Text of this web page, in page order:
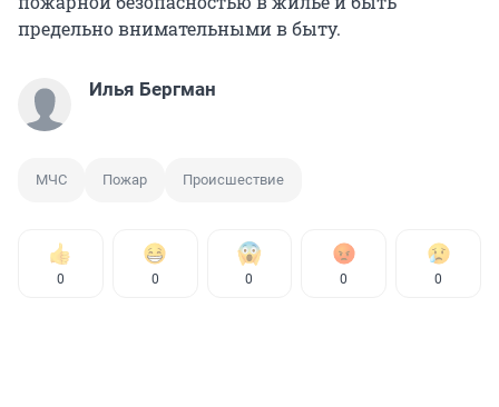
предельно внимательными в быту.
Илья Бергман
МЧС Пожар Происшествие
0 0 0 0 0